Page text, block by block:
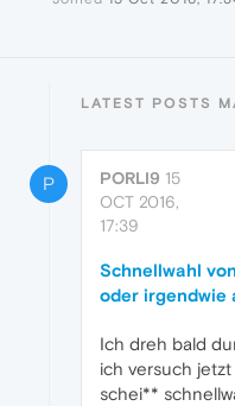
LATEST POSTS
P PORLI9 15
OCT 2016,
17:39
Schnellwahl
oder irgendwie
Ich dreh bald
ich versuch
schei**